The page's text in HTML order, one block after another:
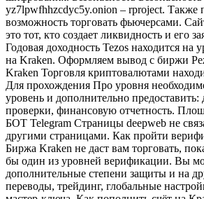
yz7lpwfhhzcdyc5y.onion – rproject. Также
возможность торговать фьючерсами.
это тот, кто создает ликвидность и его
Годовая доходность Tezos находится на
на Kraken. Оформляем вывод с биржи
Kraken Торговля криптовалютами
Для прохождения Про уровня
уровень и дополнительно
проверки, финансовую отчетность.
БОТ Telegram Страницы deepweb не
другими страницами. Как пройти
Биржа Kraken не даст вам торговать,
бы один из уровней верификации. Вы
дополнительные степени защиты и на
переводы, трейдинг, глобальные